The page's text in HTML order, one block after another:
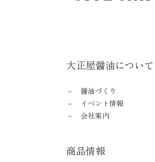
大正屋醤油について
醤油づくり
イベント情報
会社案内
商品情報